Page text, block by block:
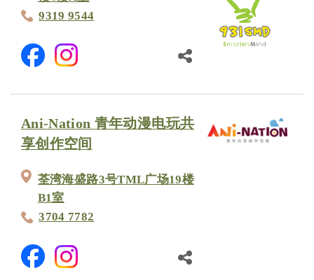
9319 9544
Ani-Nation 青年动漫电玩共
享创作空间
荃湾海盛路3号TML广场19楼
B1室
3704 7782